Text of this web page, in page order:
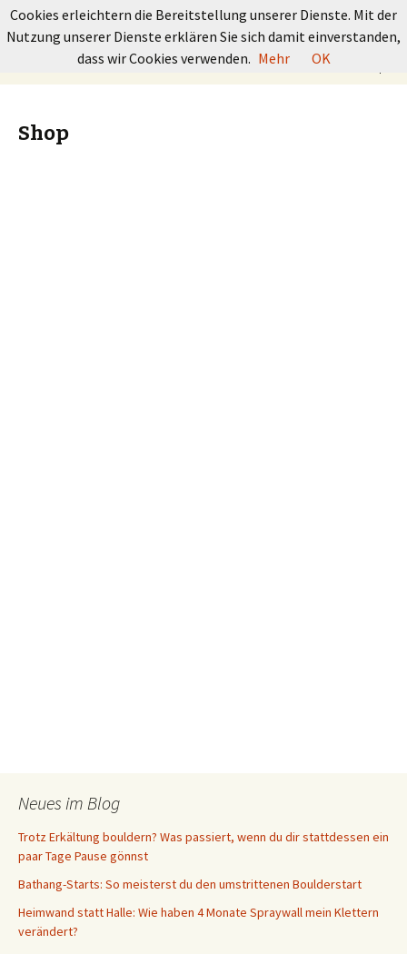
GRUNDKURS BOULDERN
Springe
nach:
Shop
Neues im Blog
Trotz Erkältung bouldern? Was passiert, wenn du dir stattdessen ein
paar Tage Pause gönnst
Bathang-Starts: So meisterst du den umstrittenen Boulderstart
Heimwand statt Halle: Wie haben 4 Monate Spraywall mein Klettern
verändert?
Cookies erleichtern die Bereitstellung unserer Dienste. Mit der
Nutzung unserer Dienste erklären Sie sich damit einverstanden,
dass wir Cookies verwenden. Mehr OK